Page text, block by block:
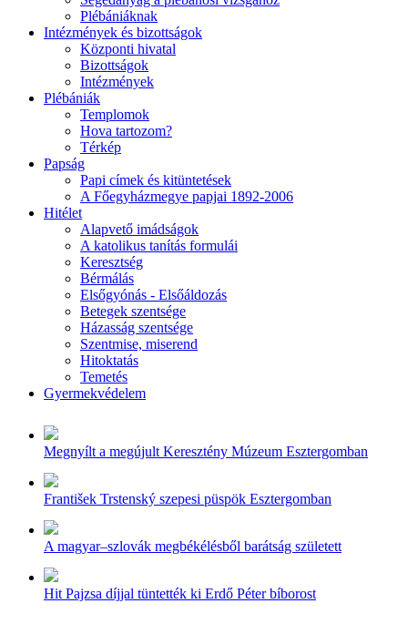
Plébániáknak
Intézmények és bizottságok
Központi hivatal
Bizottságok
Intézmények
Plébániák
Templomok
Hova tartozom?
Térkép
Papság
Papi címek és kitüntetések
A Főegyházmegye papjai 1892-2006
Hitélet
Alapvető imádságok
A katolikus tanítás formulái
Keresztség
Bérmálás
Elsőgyónás - Elsőáldozás
Betegek szentsége
Házasság szentsége
Szentmise, miserend
Hitoktatás
Temetés
Gyermekvédelem
Megnyílt a megújult Keresztény Múzeum Esztergomban
František Trstenský szepesi püspök Esztergomban
A magyar–szlovák megbékélésből barátság született
Hit Pajzsa díjjal tüntették ki Erdő Péter bíborost